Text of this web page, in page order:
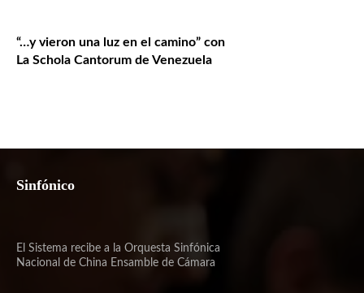
“…y vieron una luz en el camino” con
La Schola Cantorum de Venezuela
Sinfónico
El Sistema recibe a la Orquesta Sinfónica
Nacional de China Ensamble de Cámara